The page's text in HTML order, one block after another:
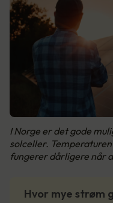
I Norge er det gode
solceller.
fungerer dårligere når
Hvor mye strøm